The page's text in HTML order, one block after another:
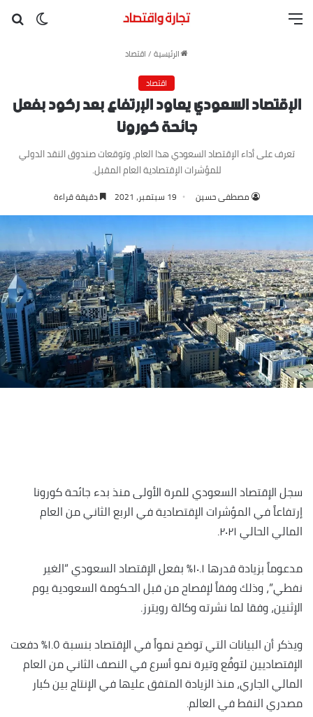
القائمة
الرئيسية / اقتصاد
اقتصاد
الإقتصاد السعودي يعاود الإرتفاع بعد ركود بفعل
جائحة كورونا
تعرف على أداء الإقتصاد السعودي هذا العام، وتوقعات صندوق النقد الدولي
للمؤشرات الإقتصادية العام المقبل.
مصطفى حسين 19 سبتمبر، 2021 دقيقة قراءة
سجل الإقتصاد السعودي للمرة الأولى منذ بدء جائحة كورونا
إرتفاعاً في المؤشرات الإقتصادية في الربع الثاني من العام
المالي الحالي ٢٠٢١.
مدعوماً بزيادة قدرها ١٠.١٪؜ بفعل الإقتصاد السعودي “الغير
نفطي”، وذلك وفقاً لإفصاح من قبل الحكومة السعودية يوم
الإثنين، وفقا لما نشرته وكالة رويترز.
ويذكر أن البيانات التي توضح نمواً في الإقتصاد بنسبة ١.٥٪؜ دفعت
الإقتصاديين لتوقُع وتيرة نمو أسرع في النصف الثاني من العام
المالي الجاري، منذ الزيادة المتفق عليها في الإنتاج بين كبار
مصدري النفط في العالم.